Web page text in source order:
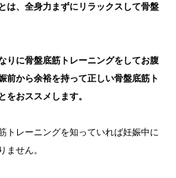
は、全身力まずにリラックスして骨盤
りに骨盤底筋トレーニングをしてお腹
前から余裕を持って正しい骨盤底筋ト
をおススメします。
トレーニングを知っていれば妊娠中に
ません。